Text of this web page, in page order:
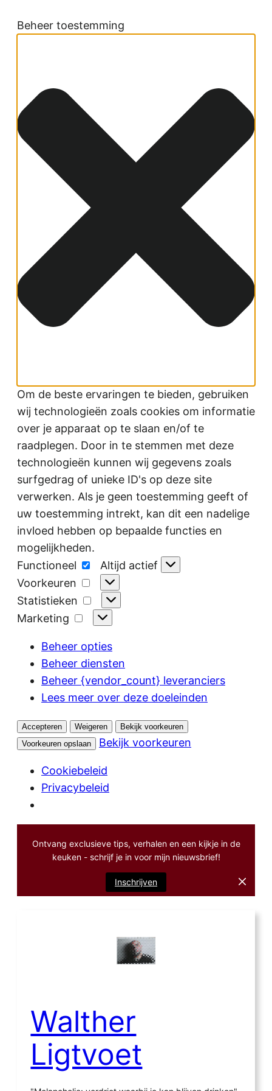
Beheer toestemming
Om de beste ervaringen te bieden, gebruiken
wij technologieën zoals cookies om informatie
over je apparaat op te slaan en/of te
raadplegen. Door in te stemmen met deze
technologieën kunnen wij gegevens zoals
surfgedrag of unieke ID's op deze site
verwerken. Als je geen toestemming geeft of
uw toestemming intrekt, kan dit een nadelige
invloed hebben op bepaalde functies en
mogelijkheden.
Functioneel
Functioneel
Altijd actief
Voorkeuren
Voorkeuren
Statistieken
Statistieken
Marketing
Marketing
Beheer opties
Beheer diensten
Beheer {vendor_count} leveranciers
Lees meer over deze doeleinden
Accepteren Weigeren
Bekijk voorkeuren
Voorkeuren opslaan
Bekijk voorkeuren
Cookiebeleid
Privacybeleid
Ontvang exclusieve tips, verhalen en een kijkje in de
keuken - schrijf je in voor mijn nieuwsbrief!
Inschrijven
Walther
Ligtvoet